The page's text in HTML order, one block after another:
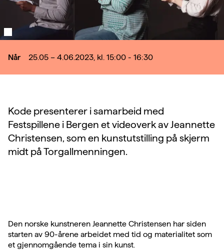
Når 25.05 – 4.06.2023, kl. 15:00 - 16:30
Kode presenterer i samarbeid med
Festspillene i Bergen et videoverk av Jeannette
Christensen, som en kunstutstilling på skjerm
midt på Torgallmenningen.
Den norske kunstneren Jeannette Christensen har siden
starten av 90-årene arbeidet med tid og materialitet som
et gjennomgående tema i sin kunst.